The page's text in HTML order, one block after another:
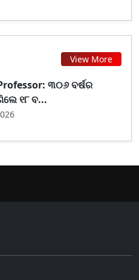
View More
୩୦୬ ବର୍ଷର
୧୮ ବ...